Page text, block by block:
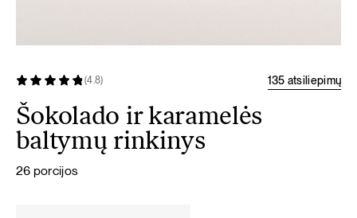
(4.8) 135 atsiliepimų
Šokolado ir karamelės
baltymų rinkinys
26 porcijos